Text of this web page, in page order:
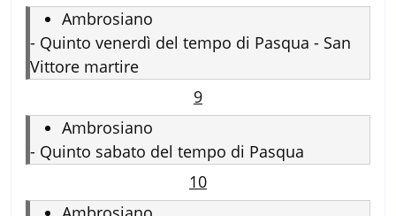
Ambrosiano
- Quinto venerdì del tempo di Pasqua - San
Vittore martire
9
Ambrosiano
- Quinto sabato del tempo di Pasqua
10